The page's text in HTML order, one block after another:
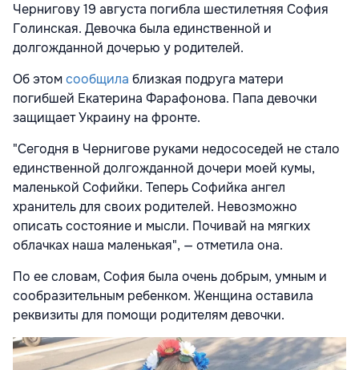
Чернигову 19 августа погибла шестилетняя София
Голинская. Девочка была единственной и
долгожданной дочерью у родителей.
Об этомсообщила близкая подруга матери
погибшей Екатерина Фарафонова. Папа девочки
защищает Украину на фронте.
"Сегодня в Чернигове руками недососедей не стало
единственной долгожданной дочери моей кумы,
маленькой Софийки. Теперь Софийка ангел
хранитель для своих родителей. Невозможно
описать состояние и мысли. Почивай на мягких
облачках наша маленькая", — отметила она.
По ее словам, София была очень добрым, умным и
сообразительным ребенком. Женщина оставила
реквизиты для помощи родителям девочки.